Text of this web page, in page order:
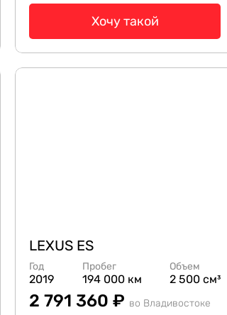
Хочу такой
LEXUS ES
Год
2019
Пробег
194 000 км
Объем
2 500 см³
2 791 360 ₽ во Владивостоке